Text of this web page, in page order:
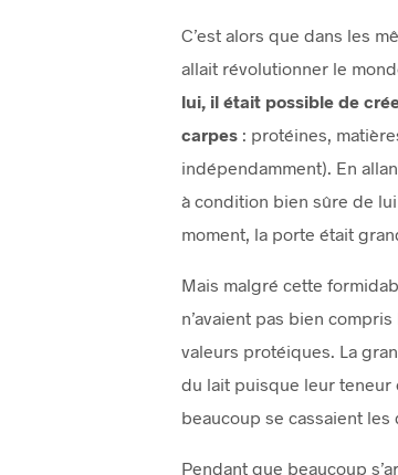
C’est alors que dans les
allait révolutionner le
lui, il était possible de
carpes: protéines,
indépendamment). En
à condition bien sûre de
moment, la porte était
Mais malgré cette
n’avaient pas bien
valeurs protéiques. La
du lait puisque leur teneur
beaucoup se cassaient les
Pendant que beaucoup